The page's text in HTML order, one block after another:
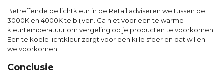
Betreffende de lichtkleur in de Retail adviseren we tussen de
3000K en 4000K te blijven. Ga niet voor een te warme
kleurtemperatuur om vergeling op je producten te voorkomen.
Een te koele lichtkleur zorgt voor een kille sfeer en dat willen
we voorkomen.
Conclusie